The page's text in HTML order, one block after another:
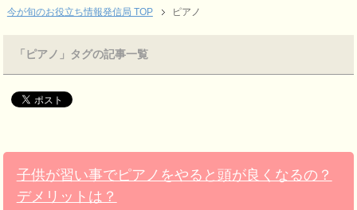
今が旬のお役立ち情報発信局 TOP ピアノ
「ピアノ」タグの記事一覧
子供が習い事でピアノをやると頭が良くなるの？
デメリットは？